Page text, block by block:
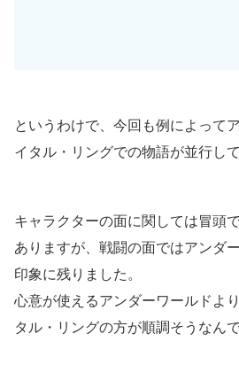
というわけで、今回も例によって
イタル・リングでの物語が並行し
キャラクターの面に関しては冒頭
ありますが、戦闘の面ではアンダ
印象に残りました。
心意が使えるアンダーワールドよ
タル・リングの方が順調そうなん